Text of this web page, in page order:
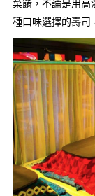
種口味選擇的壽司